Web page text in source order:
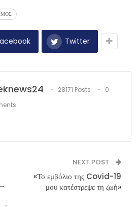
Twitter
28171 Posts
0
NEXT POST
«Το εμβόλιο της Covid-19
μου κατέστρεψε τη ζωή»